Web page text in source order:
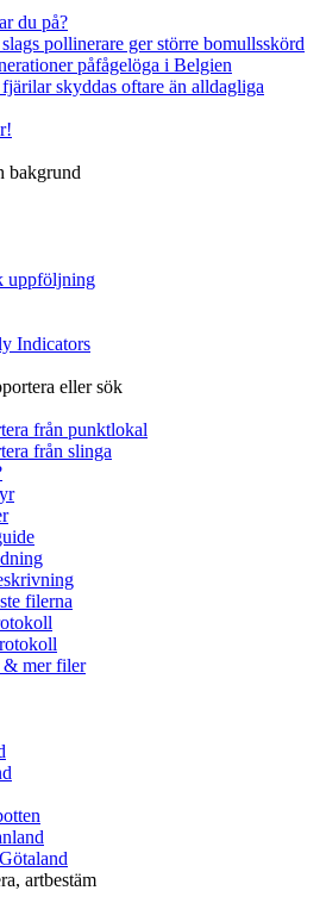
du på?
pollinerare ger större bomullsskörd
påfågelöga i Belgien
skyddas oftare än alldagliga
bakgrund
uppföljning
Indicators
eller sök
från punktlokal
från slinga
filerna
& mer filer
artbestäm